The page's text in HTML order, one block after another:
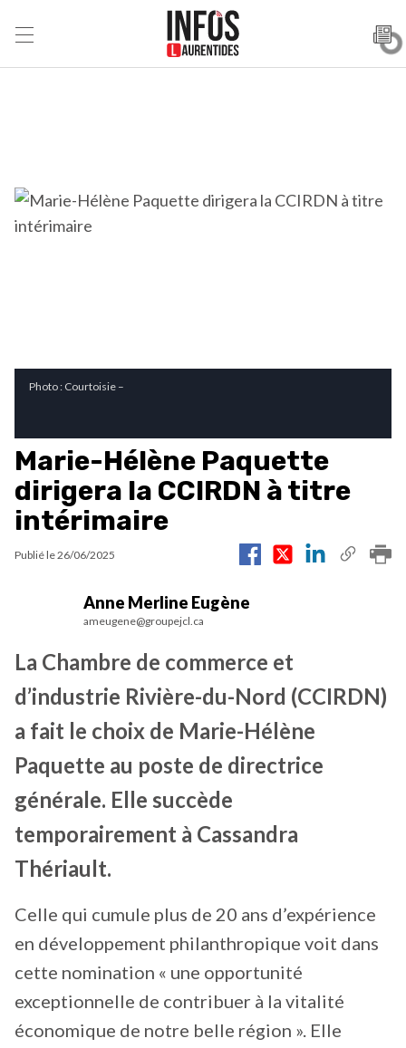
Photo : Courtoisie –
Marie-Hélène Paquette
dirigera la CCIRDN à titre
intérimaire
Publié le26/06/2025
Anne Merline Eugène
ameugene@groupejcl.ca
La Chambre de commerce et
d’industrie Rivière-du-Nord (CCIRDN)
a fait le choix de Marie-Hélène
Paquette au poste de directrice
générale. Elle succède
temporairement à Cassandra
Thériault.
Celle qui cumule plus de 20 ans d’expérience
en développement philanthropique voit dans
cette nomination « une opportunité
exceptionnelle de contribuer à la vitalité
économique de notre belle région ». Elle